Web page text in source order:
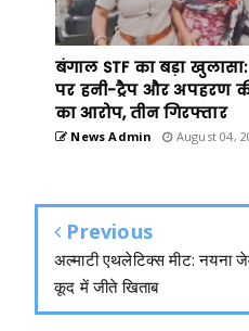
बंगाल STF का बड़ा
पर हनी-ट्रैप और अपहरण
का आरोप, तीन गिरफ्तार
News Admin August 04,
Previous
अल्माटी एथलेटिक्स मीट:
कूद में जीते खिताब